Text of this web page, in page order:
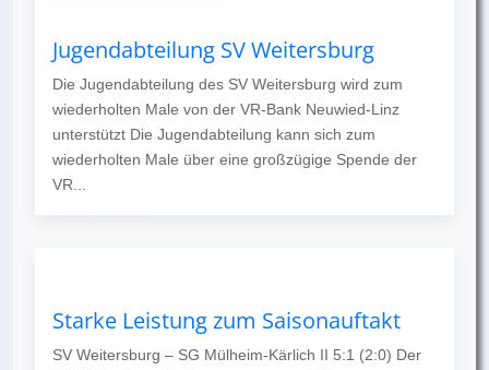
Jugendabteilung SV Weitersburg
Die Jugendabteilung des SV Weitersburg wird zum
wiederholten Male von der VR-Bank Neuwied-Linz
unterstützt Die Jugendabteilung kann sich zum
wiederholten Male über eine großzügige Spende der
VR...
Starke Leistung zum Saisonauftakt
SV Weitersburg – SG Mülheim-Kärlich II 5:1 (2:0) Der